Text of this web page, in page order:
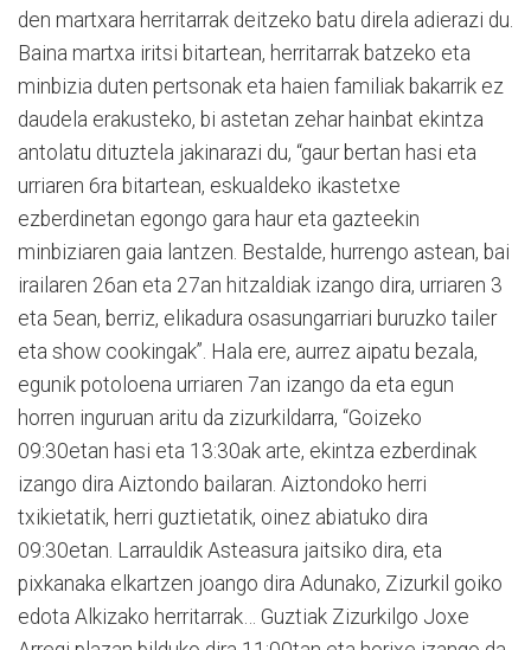
den martxara herritarrak deitzeko batu direla adierazi du.
Baina martxa iritsi bitartean, herritarrak batzeko eta
minbizia duten pertsonak eta haien familiak bakarrik ez
daudela erakusteko, bi astetan zehar hainbat ekintza
antolatu dituztela jakinarazi du, “gaur bertan hasi eta
urriaren 6ra bitartean, eskualdeko ikastetxe
ezberdinetan egongo gara haur eta gazteekin
minbiziaren gaia lantzen. Bestalde, hurrengo astean, bai
irailaren 26an eta 27an hitzaldiak izango dira, urriaren 3
eta 5ean, berriz, elikadura osasungarriari buruzko tailer
eta show cookingak”. Hala ere, aurrez aipatu bezala,
egunik potoloena urriaren 7an izango da eta egun
horren inguruan aritu da zizurkildarra, “Goizeko
09:30etan hasi eta 13:30ak arte, ekintza ezberdinak
izango dira Aiztondo bailaran. Aiztondoko herri
txikietatik, herri guztietatik, oinez abiatuko dira
09:30etan. Larrauldik Asteasura jaitsiko dira, eta
pixkanaka elkartzen joango dira Adunako, Zizurkil goiko
edota Alkizako herritarrak… Guztiak Zizurkilgo Joxe